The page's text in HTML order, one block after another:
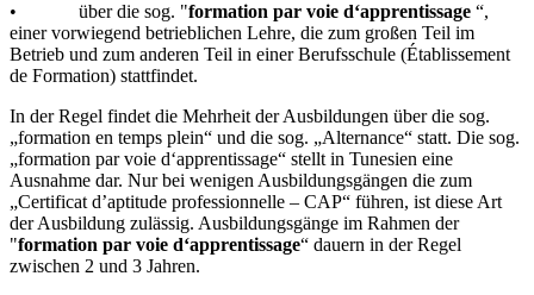
• über die sog. "formation par voie d‘apprentissage “,
einer vorwiegend betrieblichen Lehre, die zum großen Teil im
Betrieb und zum anderen Teil in einer Berufsschule (Établissement
de Formation) stattfindet.
In der Regel findet die Mehrheit der Ausbildungen über die sog.
„formation en temps plein“ und die sog. „Alternance“ statt. Die sog.
„formation par voie d‘apprentissage“ stellt in Tunesien eine
Ausnahme dar. Nur bei wenigen Ausbildungsgängen die zum
„Certificat d’aptitude professionnelle – CAP“ führen, ist diese Art
der Ausbildung zulässig. Ausbildungsgänge im Rahmen der
"formation par voie d‘apprentissage“ dauern in der Regel
zwischen 2 und 3 Jahren.